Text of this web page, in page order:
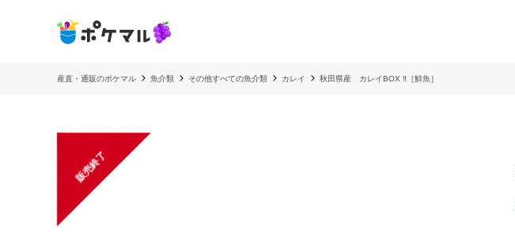
産直・通販のポケマル 魚介類 その他すべての魚介類 カレイ 秋田県産 カレイBOX ‼️［鮮魚］
販売終了